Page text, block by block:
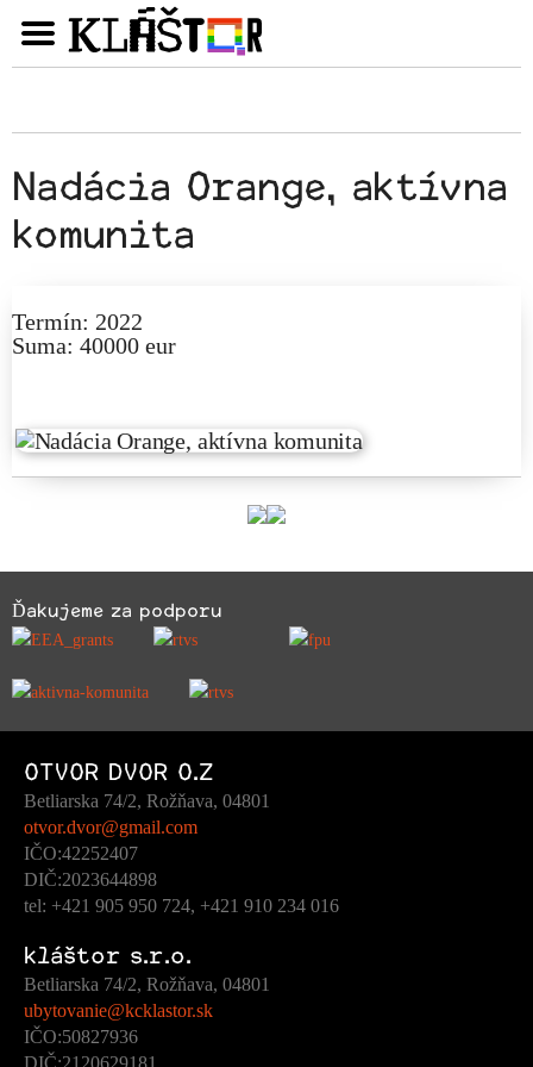
Nadácia Orange, aktívna
komunita
Termín: 2022
Suma: 40000 eur
Ďakujeme za podporu
OTVOR DVOR O.Z
Betliarska 74/2, Rožňava, 04801
otvor.dvor@gmail.com
IČO:42252407
DIČ:2023644898
tel: +421 905 950 724, +421 910 234 016
kláštor s.r.o.
Betliarska 74/2, Rožňava, 04801
ubytovanie@kcklastor.sk
IČO:50827936